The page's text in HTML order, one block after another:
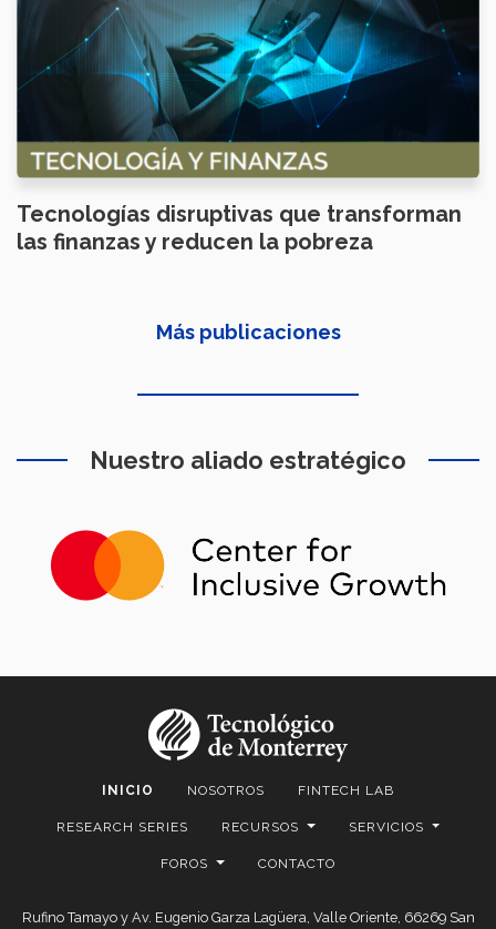
Tecnologías disruptivas que transforman
las finanzas y reducen la pobreza
Más publicaciones
Nuestro aliado estratégico
INICIO NOSOTROS FINTECH LAB
RESEARCH SERIES RECURSOS SERVICIOS
FOROS CONTACTO
Rufino Tamayo y Av. Eugenio Garza Lagüera, Valle Oriente, 66269 San